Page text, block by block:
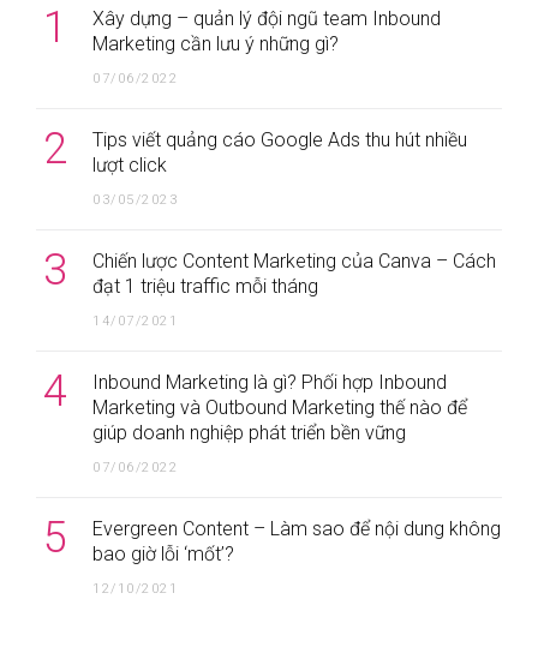
1
Xây dựng – quản lý đội ngũ team Inbound
Marketing cần lưu ý những gì?
07/06/2022
2
Tips viết quảng cáo Google Ads thu hút nhiều
lượt click
03/05/2023
3
Chiến lược Content Marketing của Canva – Cách
đạt 1 triệu traffic mỗi tháng
14/07/2021
4
Inbound Marketing là gì? Phối hợp Inbound
Marketing và Outbound Marketing thế nào để
giúp doanh nghiệp phát triển bền vững
07/06/2022
5
Evergreen Content – Làm sao để nội dung không
bao giờ lỗi ‘mốt’?
12/10/2021